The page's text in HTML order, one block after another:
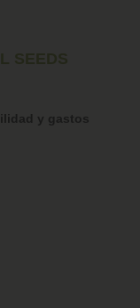
SEEDS
y gastos